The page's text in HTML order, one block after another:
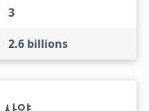
3
2.6 billions